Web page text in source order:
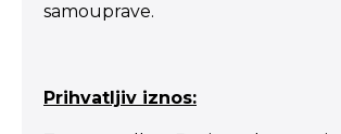
samouprave.
Prihvatljiv iznos: